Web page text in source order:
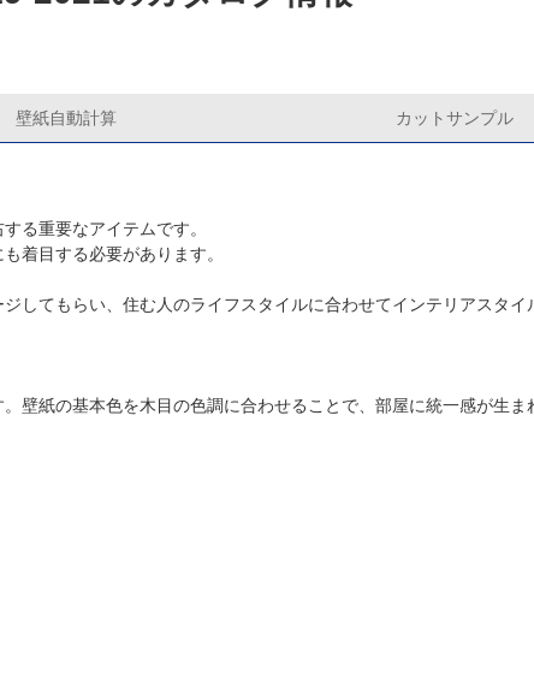
壁紙自動計算 カットサンプル
る重要なアイテムです。
着目する必要があります。
してもらい、住む人のライフスタイルに合わせてインテリアスタイ
壁紙の基本色を木目の色調に合わせることで、部屋に統一感が生ま